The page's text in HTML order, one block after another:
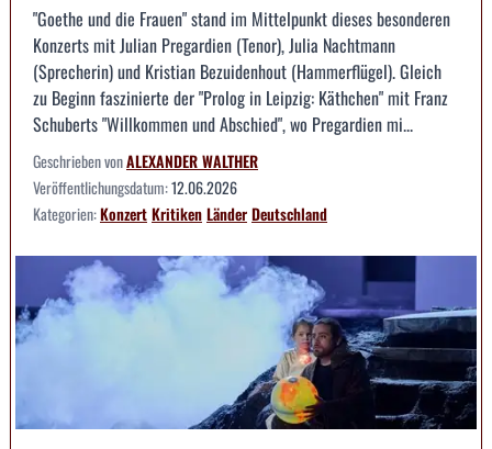
"Goethe und die Frauen" stand im Mittelpunkt dieses besonderen
Konzerts mit Julian Pregardien (Tenor), Julia Nachtmann
(Sprecherin) und Kristian Bezuidenhout (Hammerflügel). Gleich
zu Beginn faszinierte der "Prolog in Leipzig: Käthchen" mit Franz
Schuberts "Willkommen und Abschied", wo Pregardien mi...
Geschrieben vonALEXANDER WALTHER
Veröffentlichungsdatum:12.06.2026
Kategorien:KonzertKritikenLänderDeutschland